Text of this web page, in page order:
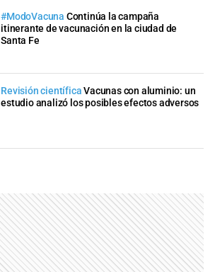
#ModoVacuna Continúa la campaña
itinerante de vacunación en la ciudad de
Santa Fe
Revisión científicaVacunas con aluminio: un
estudio analizó los posibles efectos adversos